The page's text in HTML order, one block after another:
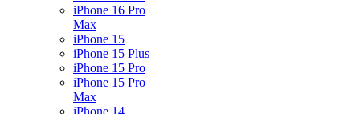
iPhone 16 Pro
Max
iPhone 15
iPhone 15 Plus
iPhone 15 Pro
iPhone 15 Pro
Max
iPhone 14